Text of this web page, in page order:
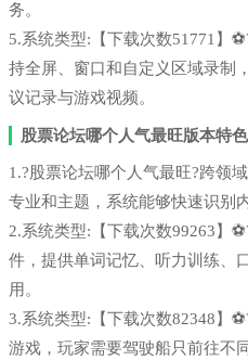
务。
5.系统类型:【下载次数51771】
持全屏、窗口和自定义区域录制
议记录与游戏视频。
股票论坛哪个人气最旺版本特色
1.?股票论坛哪个人气最旺?跨领
专业和主题，系统能够快速识别
2.系统类型:【下载次数99263】
件，提供单词记忆、听力训练、
用。
3.系统类型:【下载次数82348】
游戏，玩家需要驾驶船只前往不